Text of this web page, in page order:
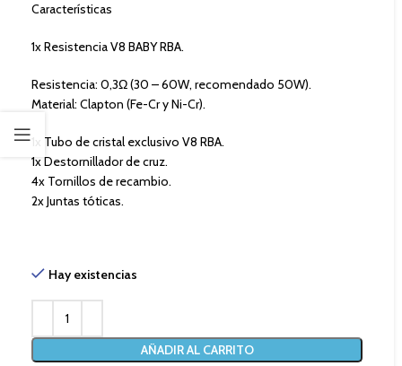
Características
1x Resistencia V8 BABY RBA.
Resistencia: 0,3Ω (30 – 60W, recomendado 50W).
Material: Clapton (Fe-Cr y Ni-Cr).
1x Tubo de cristal exclusivo V8 RBA.
1x Destornillador de cruz.
4x Tornillos de recambio.
2x Juntas tóticas.
Hay existencias
AÑADIR AL CARRITO